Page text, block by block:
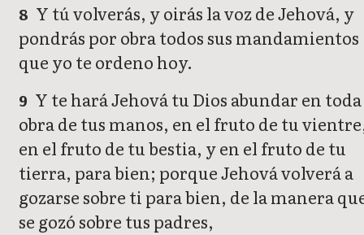
8 Y tú volverás, y oirás la voz de Jehová, y
pondrás por obra todos sus mandamientos
que yo te ordeno hoy.
9 Y te hará Jehová tu Dios abundar en toda
obra de tus manos, en el fruto de tu
en el fruto de tu bestia, y en el fruto de tu
tierra, para bien; porque Jehová volverá a
gozarse sobre ti para bien, de la manera
se gozó sobre tus padres,